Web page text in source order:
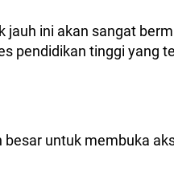
jauh ini akan sangat
pendidikan tinggi yang
untuk membuka